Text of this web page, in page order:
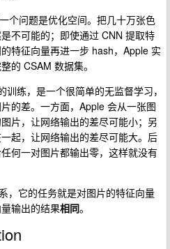
个问题是优化空间。把几十万张色
不可能的；即使通过 CNN 提取特
特征向量再进一步 hash，Apple 实
的 CSAM 数据集。
练，是一个很简单的无监督学习，
的差。一方面，Apple 会从一张图
片，让网络输出的差尽可能小；另
起，让网络输出的差尽可能大。后
何一对图片都输出零，这样就没有
，它的任务就是对图片的特征向量
输出的结果相同。